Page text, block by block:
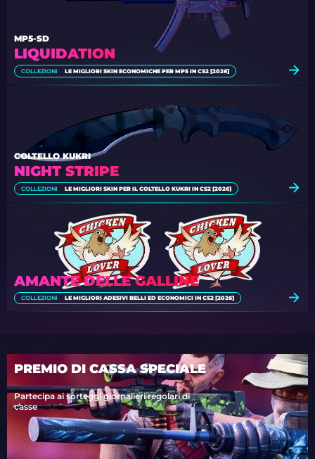
LIQUIDATION
MP5-SD
COLLEZIONI LE MIGLIORI SKIN ECONOMICHE PER MP5 IN CS2 [2026]
NIGHT STRIPE
COLTELLO KUKRI
COLLEZIONI LE MIGLIORI SKIN PER IL COLTELLO KUKRI IN CS2 [2026]
AMANTE DELLE GALLINE
COLLEZIONI LE MIGLIORI ADESIVI BELLI ED ECONOMICI IN CS2 [2026]
PREMIO DI CASSA SPECIALE
Partecipa ai sorteggi giornalieri regolari di
casse